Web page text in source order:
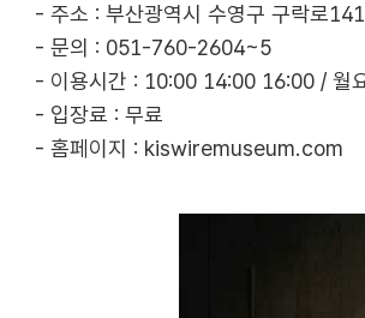
- 주소 : 부산광역시 수영구 구락로
- 문의 : 051-760-2604~5
- 이용시간 : 10:00 14:00 16:00 / 월
- 입장료 : 무료
- 홈페이지 : kiswiremuseum.com